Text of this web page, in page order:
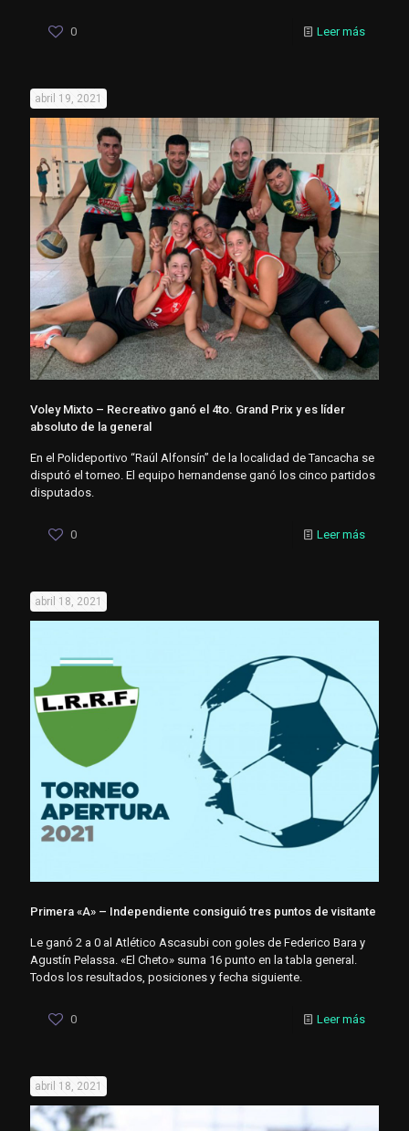
0 Leer más
abril 19, 2021
Voley Mixto – Recreativo ganó el 4to. Grand Prix y es líder
absoluto de la general
En el Polideportivo “Raúl Alfonsín” de la localidad de Tancacha se
disputó el torneo. El equipo hernandense ganó los cinco partidos
disputados.
0 Leer más
abril 18, 2021
Primera «A» – Independiente consiguió tres puntos de visitante
Le ganó 2 a 0 al Atlético Ascasubi con goles de Federico Bara y
Agustín Pelassa. «El Cheto» suma 16 punto en la tabla general.
Todos los resultados, posiciones y fecha siguiente.
0 Leer más
abril 18, 2021